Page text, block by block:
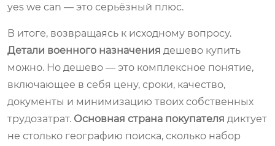
yes we can — это серьёзный плюс.
В итоге, возвращаясь к исходному вопросу.
Детали военного назначения дешево купить
можно. Но дешево — это комплексное понятие,
включающее в себя цену, сроки, качество,
документы и минимизацию твоих собственных
трудозатрат. Основная страна покупателя диктует
не столько географию поиска, сколько набор